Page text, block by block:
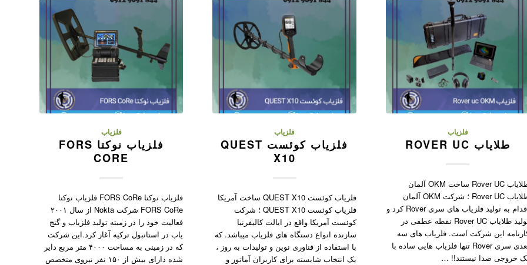
فلزیاب
طلایاب ROVER UC
طلایاب Rover UC ساخت OKM آلمان
طلایاب Rover UC ؛ شرکت OKM آلمان
اقدام به تولید فلزیاب های سری Rover کرد و
تولید طلایاب Rover UC نقطه عطفی در
این شرکت است. فلزیاب های سه
بعدی سری Rover تنها فلزیاب هایی ساده با
خروجی صدا نیستند!! …
فلزیاب
فلزیاب کوئست QUEST
X10
فلزیاب کوئست QUEST X10 ساخت آمریکا
فلزیاب کوئست QUEST X10 ؛ شرکت
کوئست آمریکا واقع در ایالت کالیفرنیا
سازنده انواع دستگاه های فلزیاب میباشد. که
با استفاده از فناوری نوین و تولیدات به روز ،
یک انتخاب شایسته برای کاربران آماتور و
فلزیاب
فلزیاب نوکتا FORS
CORE
فلزیاب نوکتا FORS CoRe فلزیاب نوکتا
FORS CoRe شرکت Nokta از سال ۲۰۰۱
فعالیت خود را در زمیته تولید فلزیاب و گنج
یاب در استانبول ترکیه آغاز کرد.این شرکت
که در زمینی به مساحت ۴۰۰۰ متر مربع دایر
شده دارای بیش از ۱۵۰ نفر نیروی متخصص